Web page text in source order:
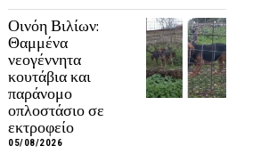
Οινόη Βιλίων:
Θαμμένα
νεογέννητα
κουτάβια και
παράνομο
οπλοστάσιο σε
εκτροφείο
05/08/2026